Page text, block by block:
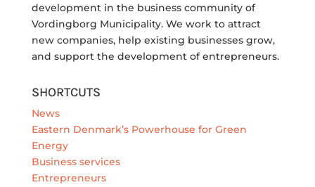
development in the business community of
Vordingborg Municipality. We work to attract
new companies, help existing businesses grow,
and support the development of entrepreneurs.
SHORTCUTS
News
Eastern Denmark’s Powerhouse for Green
Energy
Business services
Entrepreneurs